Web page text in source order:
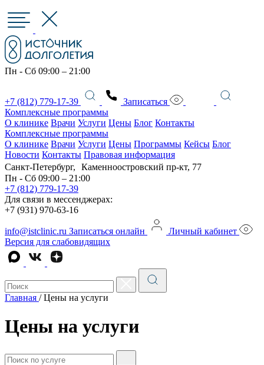
Пн - Сб 09:00 – 21:00
+7 (812) 779-17-39
Записаться
Комплексные программы
О клинике Врачи Услуги Цены Блог Контакты
Комплексные программы
О клинике Врачи Услуги Цены Программы Кейсы Блог
Новости Контакты Правовая информация
Санкт-Петербург, Каменноостровский пр-кт, 77
Пн - Сб 09:00 – 21:00
+7 (812) 779-17-39
Для связи в мессенджерах:
+7 (931) 970-63-16
info@istclinic.ru Записаться онлайн
Личный кабинет
Версия для слабовидящих
Главная / Цены на услуги
Цены на услуги